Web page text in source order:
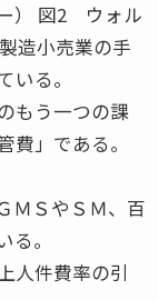
ー） 図2 ウォル
造小売業の手
る。
もう一つの課
」である。
ＭＳやＳＭ、百
。
人件費率の引